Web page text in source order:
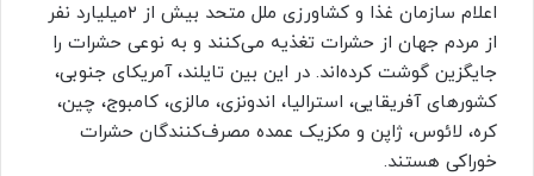
اعلام سازمان غذا و کشاورزی ملل متحد بیش از ۲‌میلیارد نفر
از مردم جهان از حشرات تغذیه می‌کنند و به نوعی حشرات را
جایگزین گوشت کرده‌اند. در این بین تایلند، آمریکای جنوبی،
کشورهای آفریقایی، استرالیا، اندونزی، مالزی، کامبوج، چین،
کره، لائوس، ژاپن و مکزیک عمده مصرف‌کنندگان حشرات
خوراکی هستند.